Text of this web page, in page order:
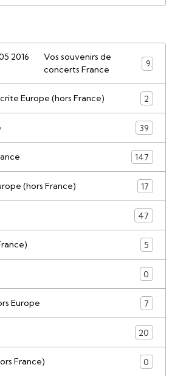
Vos souvenirs de
concerts France
9
Europe (hors France) 2
39
147
(hors France) 17
47
5
0
Europe 7
20
France) 0